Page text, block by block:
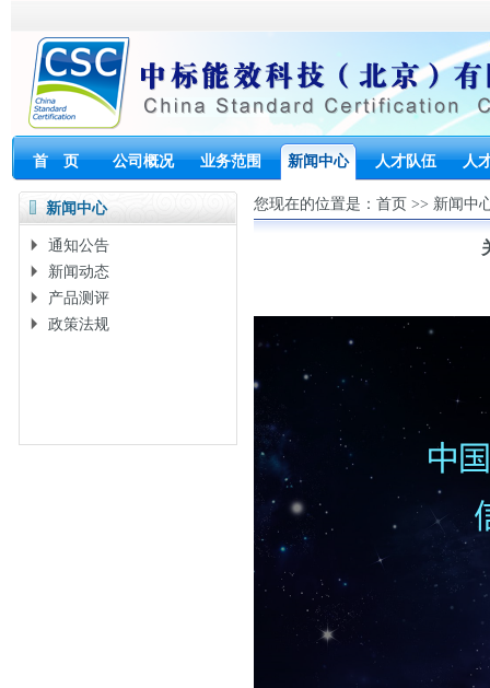
首 页 公司概况 业务范围 新闻中心 人才队伍 人
新闻中心
通知公告
新闻动态
产品测评
政策法规
您现在的位置是： 首页 >> 新闻中